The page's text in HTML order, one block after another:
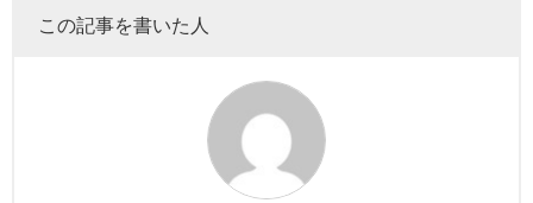
この記事を書いた人